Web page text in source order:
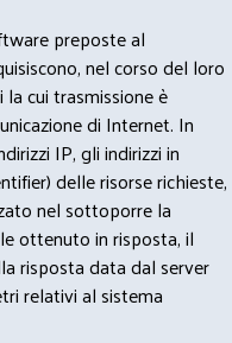
preposte al
nel corso del loro
cui trasmissione è
di Internet. In
IP, gli indirizzi in
delle risorse richieste,
nel sottoporre la
ottenuto in risposta, il
risposta data dal server
relativi al sistema